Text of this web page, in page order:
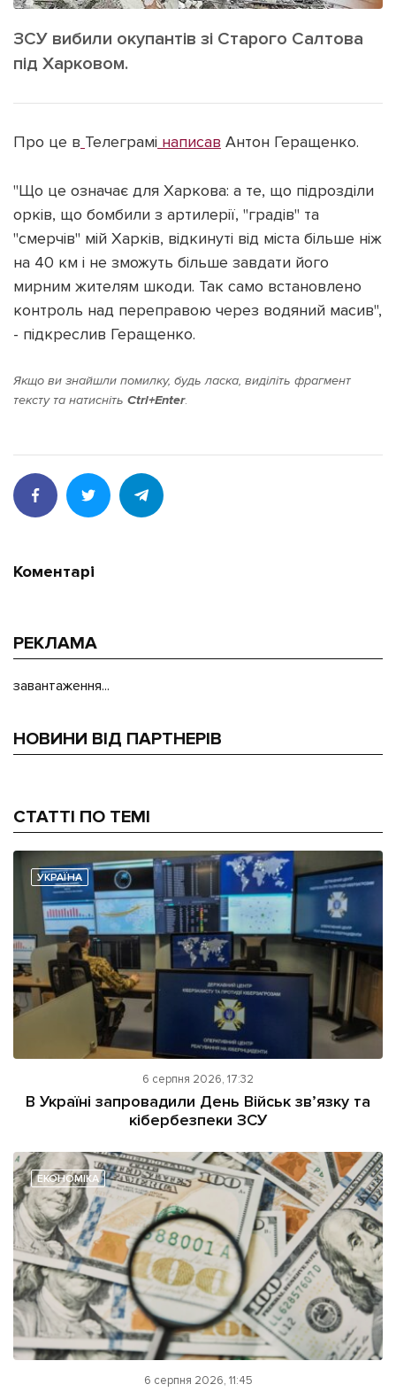
Лонгріди
[email protected] Реклама на сайті
Політика конфіденційності
Наші соц мережі
ЗСУ вибили окупантів зі Старого Салтова
під Харковом.
Про це в Телеграмі написав Антон Геращенко.
"Що це означає для Харкова: а те, що підрозділи
орків, що бомбили з артилерії, "градів" та
"смерчів" мій Харків, відкинуті від міста більше ніж
на 40 км і не зможуть більше завдати його
мирним жителям шкоди. Так само встановлено
контроль над переправою через водяний масив",
- підкреслив Геращенко.
Якщо ви знайшли помилку, будь ласка, виділіть фрагмент
тексту та натисніть Ctrl+Enter.
Коментарі
РЕКЛАМА
завантаження...
НОВИНИ ВІД ПАРТНЕРІВ
СТАТТІ ПО ТЕМІ
УКРАЇНА
6 серпня 2026, 17:32
В Україні запровадили День Військ зв’язку та
кібербезпеки ЗСУ
ЕКОНОМІКА
6 серпня 2026, 11:45